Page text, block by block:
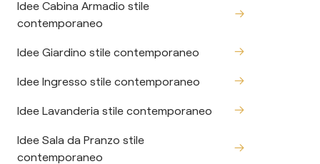
Idee Cabina Armadio stile
contemporaneo
Idee Giardino stile contemporaneo
Idee Ingresso stile contemporaneo
Idee Lavanderia stile contemporaneo
Idee Sala da Pranzo stile
contemporaneo